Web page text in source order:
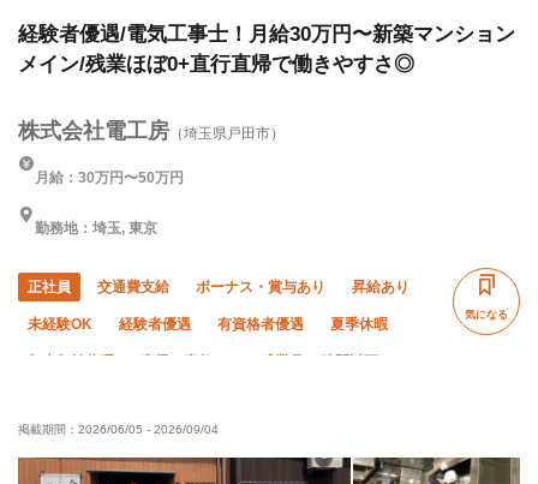
経験者優遇/電気工事士！月給30万円〜新築マンション
メイン/残業ほぼ0+直行直帰で働きやすさ◎
株式会社電工房 （埼玉県戸田市）
月給：30万円〜50万円
勤務地：埼玉, 東京
正社員 交通費支給 ボーナス・賞与あり 昇給あり
未経験OK 経験者優遇 有資格者優遇 夏季休暇
住宅手当あり 子供手当あり
資格取得支援あり
気になる
掲載期間： 2026/06/05 - 2026/09/04